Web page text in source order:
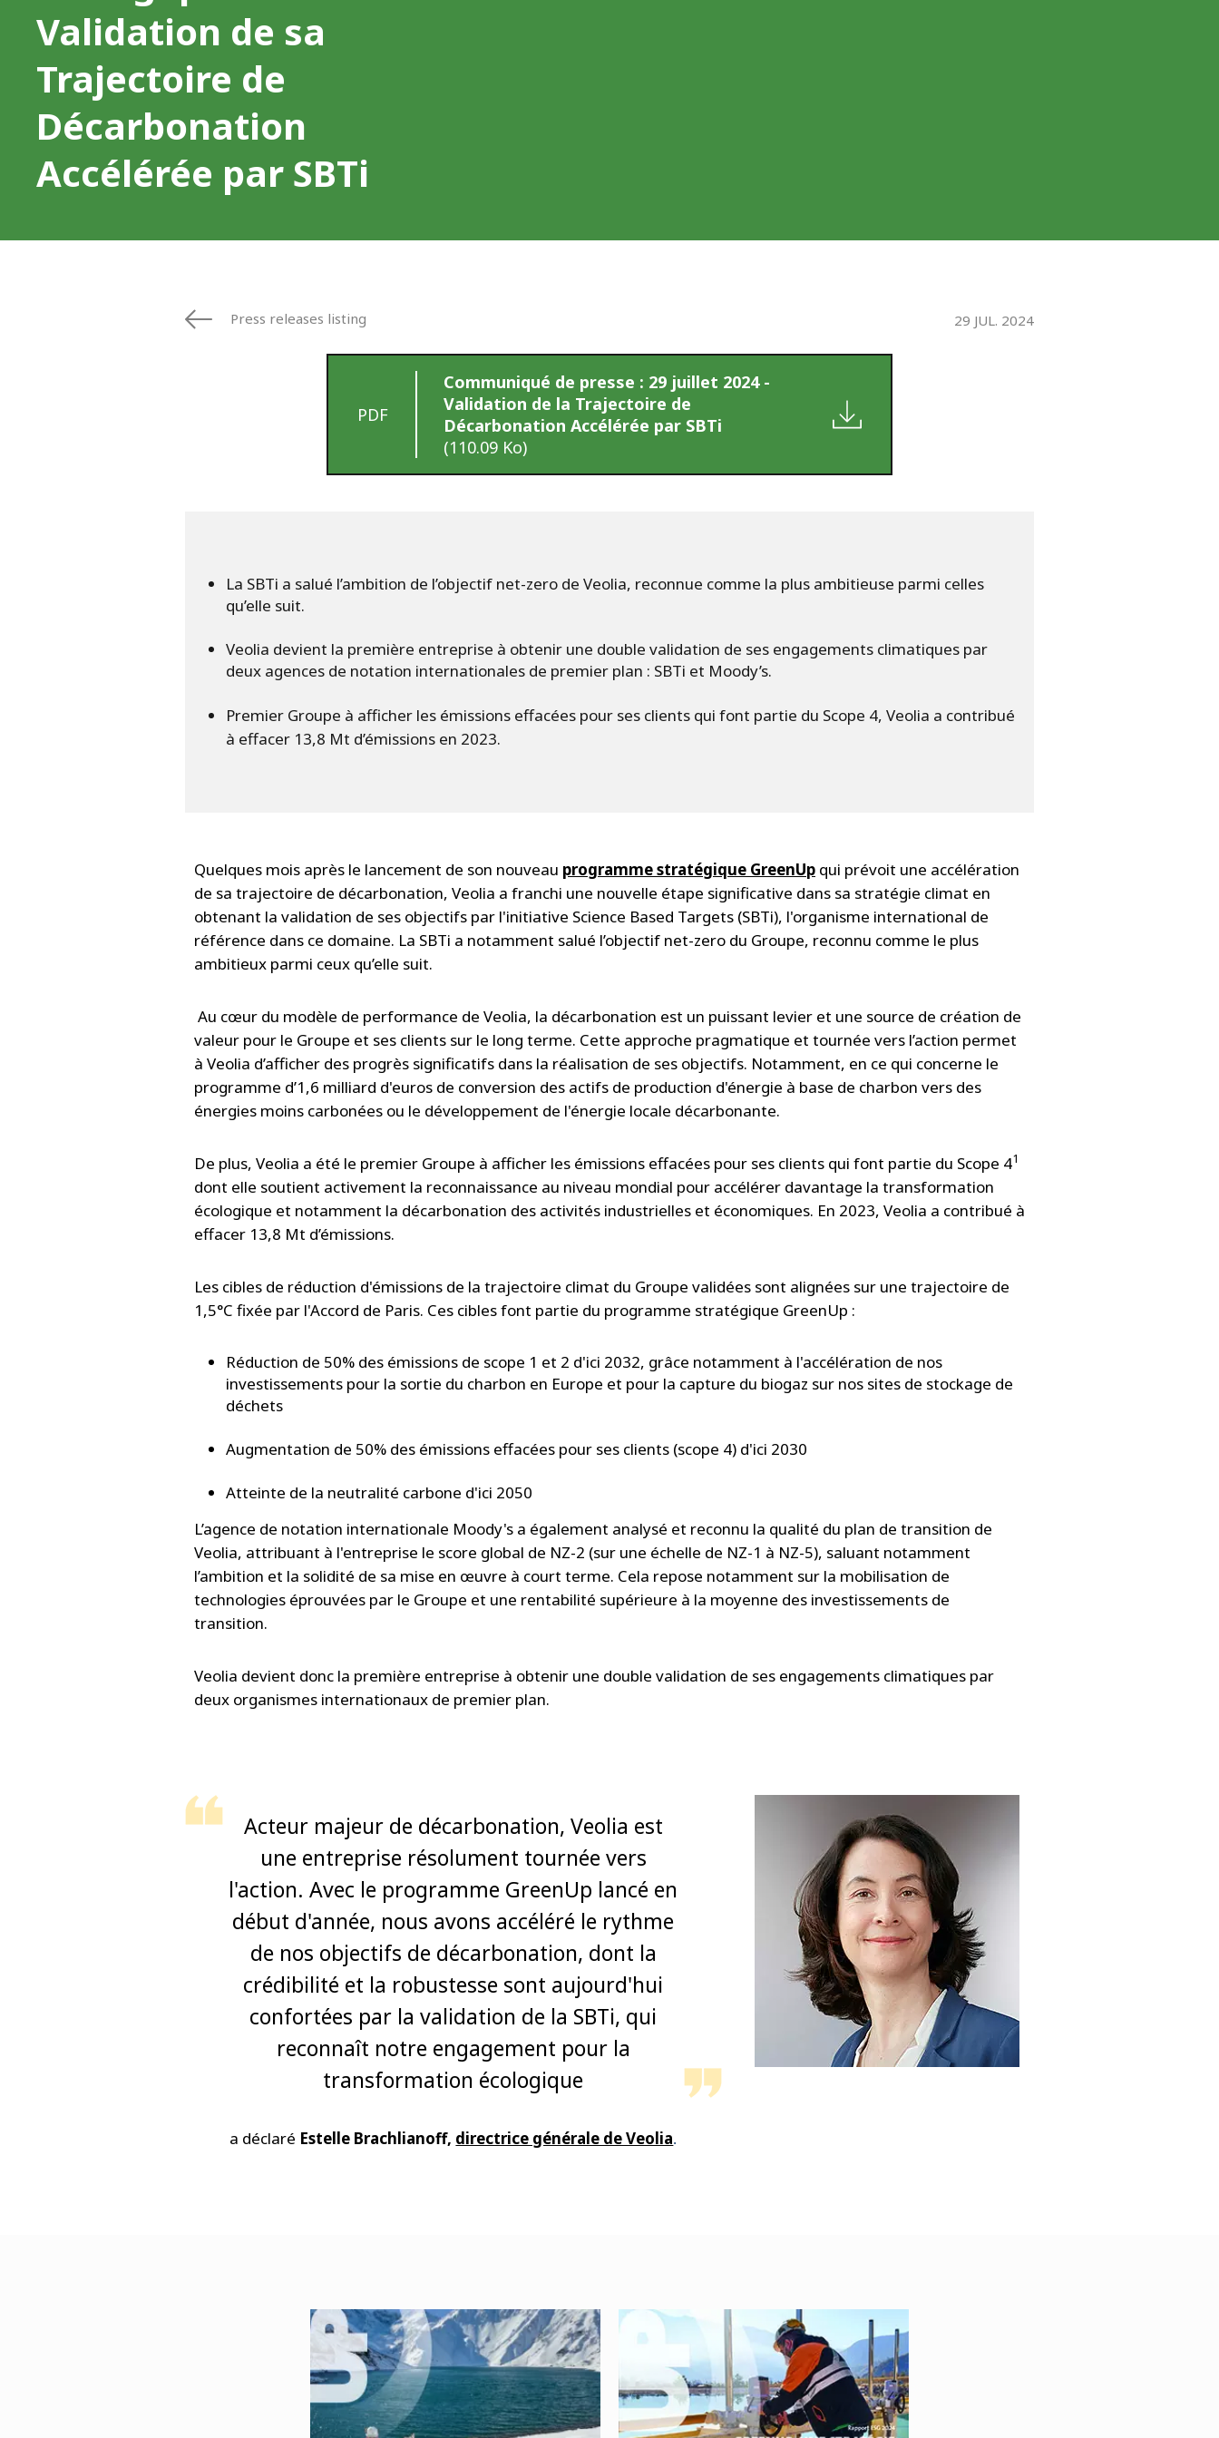
Validation de sa
Trajectoire de
Décarbonation
Accélérée par SBTi
Press releases listing 29 JUL. 2024
PDF
Communiqué de presse : 29 juillet 2024 -
Validation de la Trajectoire de
Décarbonation Accélérée par SBTi
(110.09 Ko)
La SBTi a salué l’ambition de l’objectif net-zero de Veolia, reconnue comme la plus ambitieuse parmi celles
qu’elle suit.
Veolia devient la première entreprise à obtenir une double validation de ses engagements climatiques par
deux agences de notation internationales de premier plan : SBTi et Moody’s.
Premier Groupe à afficher les émissions effacées pour ses clients qui font partie du Scope 4, Veolia a contribué
à effacer 13,8 Mt d’émissions en 2023.
Quelques mois après le lancement de son nouveau programme stratégique GreenUp qui prévoit une accélération
de sa trajectoire de décarbonation, Veolia a franchi une nouvelle étape significative dans sa stratégie climat en
obtenant la validation de ses objectifs par l'initiative Science Based Targets (SBTi), l'organisme international de
référence dans ce domaine. La SBTi a notamment salué l’objectif net-zero du Groupe, reconnu comme le plus
ambitieux parmi ceux qu’elle suit.
Au cœur du modèle de performance de Veolia, la décarbonation est un puissant levier et une source de création de
valeur pour le Groupe et ses clients sur le long terme. Cette approche pragmatique et tournée vers l’action permet
à Veolia d’afficher des progrès significatifs dans la réalisation de ses objectifs. Notamment, en ce qui concerne le
programme d’1,6 milliard d'euros de conversion des actifs de production d'énergie à base de charbon vers des
énergies moins carbonées ou le développement de l'énergie locale décarbonante.
De plus, Veolia a été le premier Groupe à afficher les émissions effacées pour ses clients qui font partie du Scope 41
dont elle soutient activement la reconnaissance au niveau mondial pour accélérer davantage la transformation
écologique et notamment la décarbonation des activités industrielles et économiques. En 2023, Veolia a contribué à
effacer 13,8 Mt d’émissions.
Les cibles de réduction d'émissions de la trajectoire climat du Groupe validées sont alignées sur une trajectoire de
1,5°C fixée par l'Accord de Paris. Ces cibles font partie du programme stratégique GreenUp :
Réduction de 50% des émissions de scope 1 et 2 d'ici 2032, grâce notamment à l'accélération de nos
investissements pour la sortie du charbon en Europe et pour la capture du biogaz sur nos sites de stockage de
déchets
Augmentation de 50% des émissions effacées pour ses clients (scope 4) d'ici 2030
Atteinte de la neutralité carbone d'ici 2050
L’agence de notation internationale Moody's a également analysé et reconnu la qualité du plan de transition de
Veolia, attribuant à l'entreprise le score global de NZ-2 (sur une échelle de NZ-1 à NZ-5), saluant notamment
l’ambition et la solidité de sa mise en œuvre à court terme. Cela repose notamment sur la mobilisation de
technologies éprouvées par le Groupe et une rentabilité supérieure à la moyenne des investissements de
transition.
Veolia devient donc la première entreprise à obtenir une double validation de ses engagements climatiques par
deux organismes internationaux de premier plan.
Acteur majeur de décarbonation, Veolia est
une entreprise résolument tournée vers
l'action. Avec le programme GreenUp lancé en
début d'année, nous avons accéléré le rythme
de nos objectifs de décarbonation, dont la
crédibilité et la robustesse sont aujourd'hui
confortées par la validation de la SBTi, qui
reconnaît notre engagement pour la
transformation écologique
a déclaré Estelle Brachlianoff, directrice générale de Veolia.